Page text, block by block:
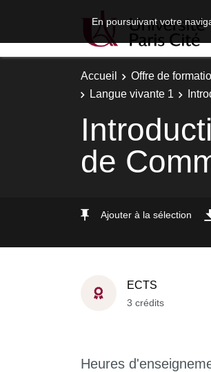
En poursuivant votre
Accueil Offre de
Langue vivante 1
de
Ajouter à la sélection
ECTS
3 crédits
Heures